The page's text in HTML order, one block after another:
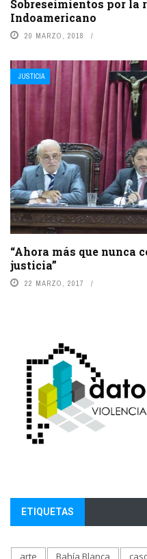
Sobreseimientos por la
Indoamericano
20 MARZO, 2018
JUSTICIA
“Ahora más que nunca
justicia”
22 MARZO, 2017
ETIQUETAS
arte Bahía Blanca